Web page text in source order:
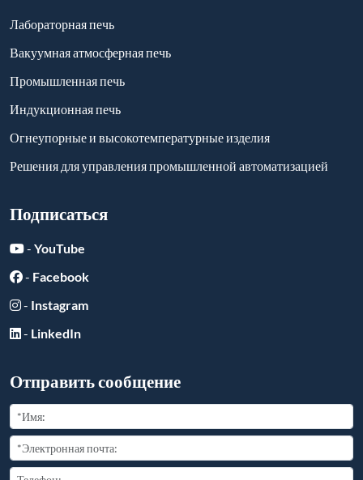
Лабораторная печь
Вакуумная атмосферная печь
Промышленная печь
Индукционная печь
Огнеупорные и высокотемпературные изделия
Решения для управления промышленной автоматизацией
Подписаться
- YouTube
- Facebook
- Instagram
- LinkedIn
Отправить сообщение